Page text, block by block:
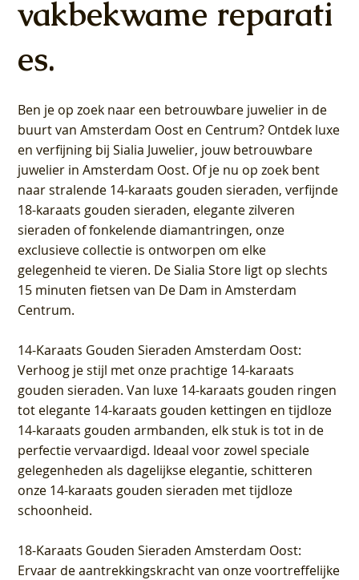
vakbekwame reparati
es.
Ben je op zoek naar een betrouwbare juwelier in de
buurt van Amsterdam Oost en Centrum? Ontdek luxe
en verfijning bij Sialia Juwelier, jouw betrouwbare
juwelier in Amsterdam Oost. Of je nu op zoek bent
naar stralende 14-karaats gouden sieraden, verfijnde
18-karaats gouden sieraden, elegante zilveren
sieraden of fonkelende diamantringen, onze
exclusieve collectie is ontworpen om elke
gelegenheid te vieren. De Sialia Store ligt op slechts
15 minuten fietsen van De Dam in Amsterdam
Centrum.
14-Karaats Gouden Sieraden Amsterdam Oost:
Verhoog je stijl met onze prachtige 14-karaats
gouden sieraden. Van luxe 14-karaats gouden ringen
tot elegante 14-karaats gouden kettingen en tijdloze
14-karaats gouden armbanden, elk stuk is tot in de
perfectie vervaardigd. Ideaal voor zowel speciale
gelegenheden als dagelijkse elegantie, schitteren
onze 14-karaats gouden sieraden met tijdloze
schoonheid.
18-Karaats Gouden Sieraden Amsterdam Oost:
Ervaar de aantrekkingskracht van onze voortreffelijke